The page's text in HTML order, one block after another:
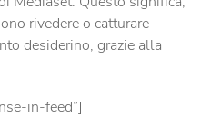
rivedere o catturare
desiderino, grazie alla
in-feed”]